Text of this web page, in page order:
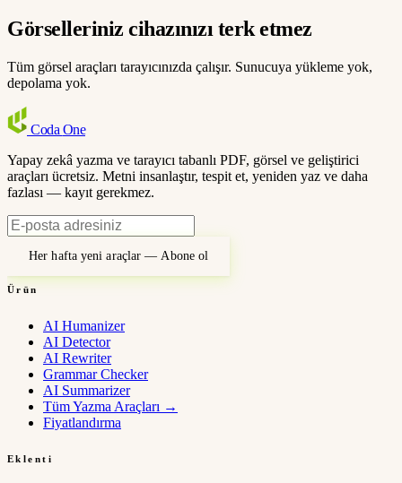
Görselleriniz cihazınızı terk etmez
Tüm görsel araçları tarayıcınızda çalışır. Sunucuya yükleme yok,
depolama yok.
Coda One
Yapay zekâ yazma ve tarayıcı tabanlı PDF, görsel ve geliştirici
araçları ücretsiz. Metni insanlaştır, tespit et, yeniden yaz ve daha
fazlası — kayıt gerekmez.
Her hafta yeni araçlar — Abone ol
Ürün
AI Humanizer
AI Detector
AI Rewriter
Grammar Checker
AI Summarizer
Tüm Yazma Araçları →
Fiyatlandırma
Eklenti